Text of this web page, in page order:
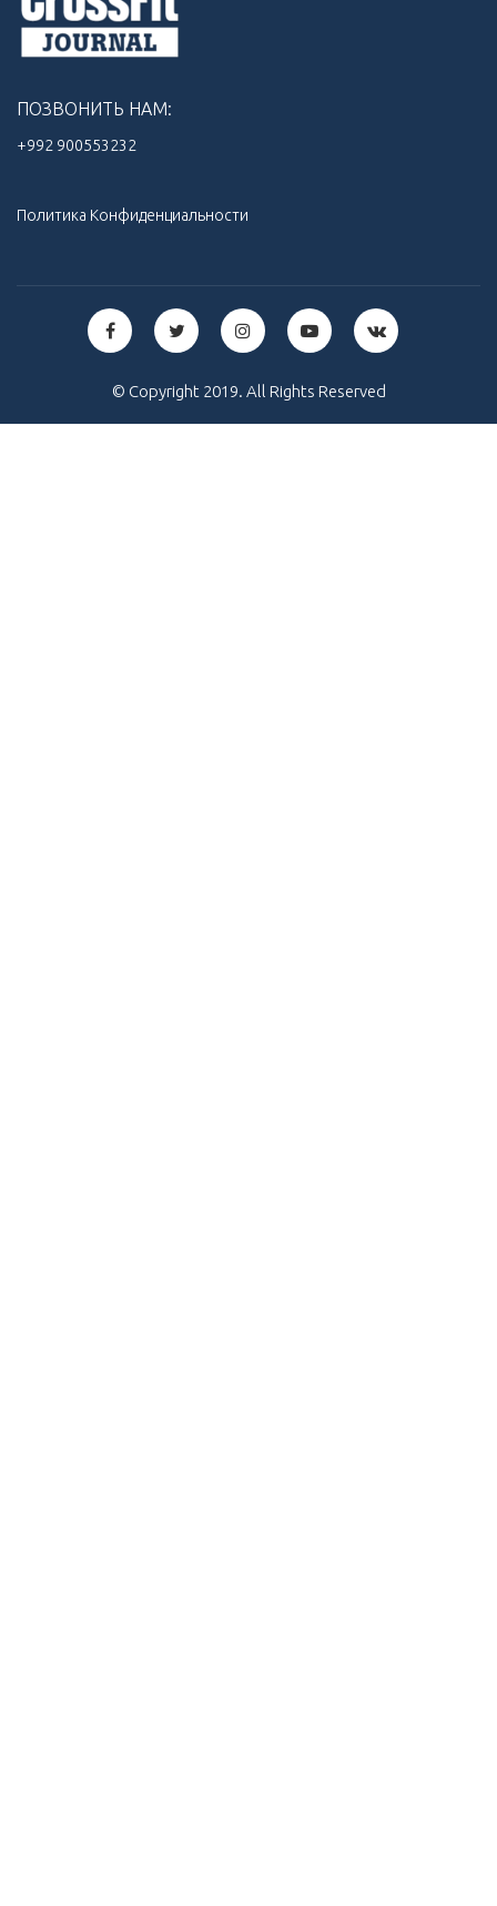
ПОЗВОНИТЬ НАМ:
+992 900553232‬
Политика Конфиденциальности
© Copyright 2019. All Rights Reserved